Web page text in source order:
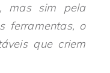
mas sim pela
ferramentas, o
que criem